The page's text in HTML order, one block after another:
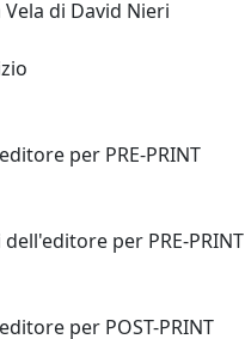
per PRE-PRINT
per PRE-PRINT
per POST-PRINT